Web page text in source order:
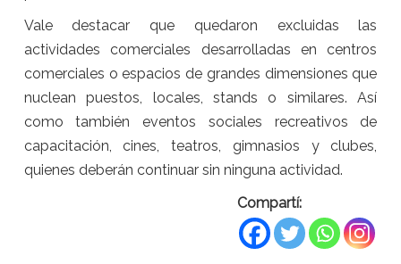
Vale destacar que quedaron excluidas las
actividades comerciales desarrolladas en centros
comerciales o espacios de grandes dimensiones que
nuclean puestos, locales, stands o similares. Así
como también eventos sociales recreativos de
capacitación, cines, teatros, gimnasios y clubes,
quienes deberán continuar sin ninguna actividad.
Compartí: